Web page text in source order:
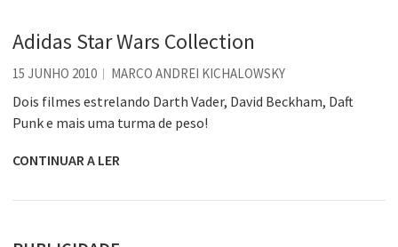
Esse tal de Rock Gaúcho
Os causos de Jorge Luis Borges
Voto obrigatório é correto?
Se queres salvar o mundo, o veganismo não é a resposta
Adidas Star Wars Collection
15 JUNHO 2010 MARCO ANDREI KICHALOWSKY
Dois filmes estrelando Darth Vader, David Beckham, Daft
Punk e mais uma turma de peso!
CONTINUAR A LER